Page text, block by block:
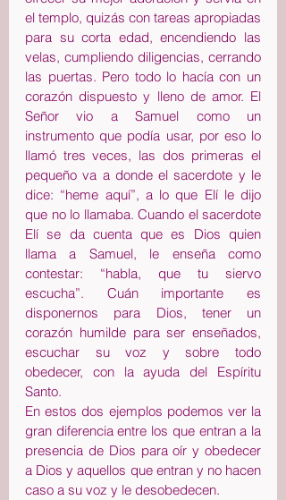
el templo, quizás con tareas apropiadas
para su corta edad, encendiendo las
velas, cumpliendo diligencias, cerrando
las puertas. Pero todo lo hacía con un
corazón dispuesto y lleno de amor. El
Señor vio a Samuel como un
instrumento que podía usar, por eso lo
llamó tres veces, las dos primeras el
pequeño va a donde el sacerdote y le
dice: “heme aquí”, a lo que Elí le dijo
que no lo llamaba. Cuando el sacerdote
Elí se da cuenta que es Dios quien
llama a Samuel, le enseña como
contestar: “habla, que tu siervo
escucha”. Cuán importante es
disponernos para Dios, tener un
corazón humilde para ser enseñados,
escuchar su voz y sobre todo
obedecer, con la ayuda del Espíritu
Santo.
En estos dos ejemplos podemos ver la
gran diferencia entre los que entran a la
presencia de Dios para oír y obedecer
a Dios y aquellos que entran y no hacen
caso a su voz y le desobedecen.